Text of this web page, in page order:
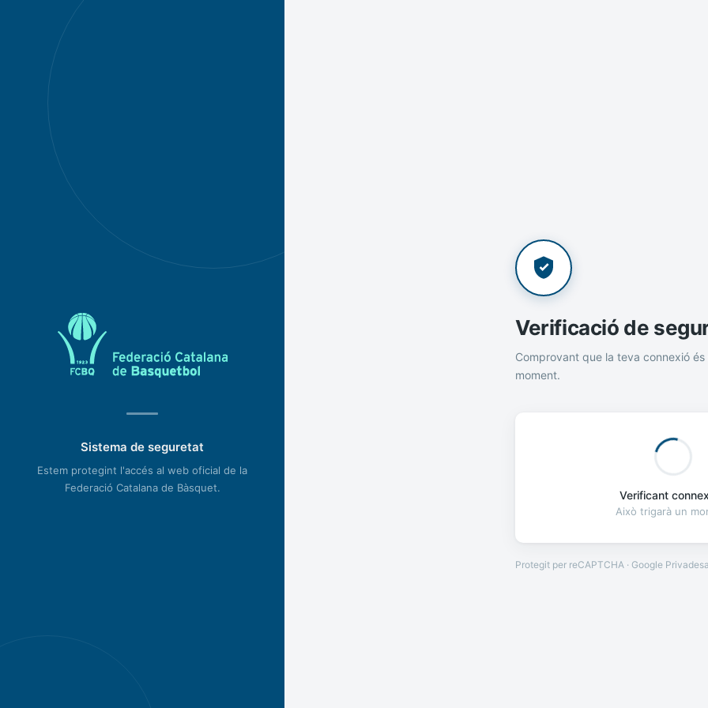
Sistema de seguretat
Estem protegint l'accés al web oficial de la
Federació Catalana de Bàsquet.
Verificació de
Comprovant que la teva connexió és
moment.
Verificant
Això trigarà un
Protegit per reCAPTCHA · Google Privadesa